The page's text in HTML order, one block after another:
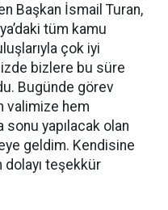
Başkan İsmail Turan,
tüm kamu
çok iyi
bizlere bu süre
Bugünde görev
valimize hem
yapılacak olan
geldim. Kendisine
teşekkür